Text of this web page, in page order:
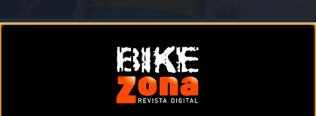
ciclismopublicada eljueves, 27 de diciembre
en la sección de